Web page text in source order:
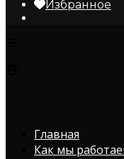
Избранное
Главная
Как мы